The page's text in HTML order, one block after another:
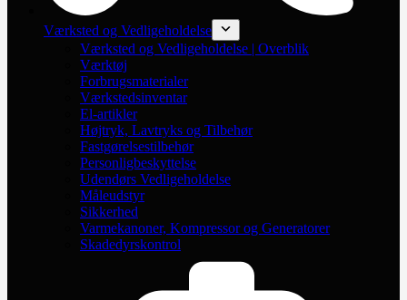
Værksted og Vedligeholdelse
Værksted og Vedligeholdelse | Overblik
Værktøj
Forbrugsmaterialer
Værkstedsinventar
El-artikler
Højtryk, Lavtryks og Tilbehør
Fastgørelsestilbehør
Personligbeskyttelse
Udendørs Vedligeholdelse
Måleudstyr
Sikkerhed
Varmekanoner, Kompressor og Generatorer
Skadedyrskontrol